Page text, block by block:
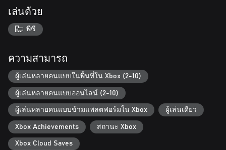
ล้างบาง)
เล่นด้วย
พีซี
ความสามารถ
ผู้เล่นหลายคนแบบในพื้นที่ใน Xbox (2-10)
ผู้เล่นหลายคนแบบออนไลน์ (2-10)
ผู้เล่นหลายคนแบบข้ามแพลตฟอร์มใน Xbox ผู้เล่นเดียว
Xbox Achievements สถานะ Xbox
Xbox Cloud Saves